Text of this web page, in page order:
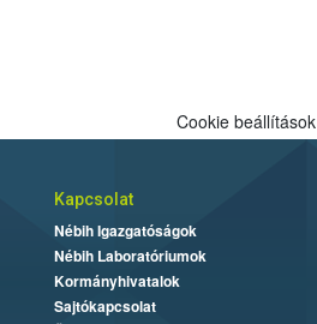
Cookie beállítások
Kapcsolat
Nébih Igazgatóságok
Nébih Laboratóriumok
Kormányhivatalok
Sajtókapcsolat